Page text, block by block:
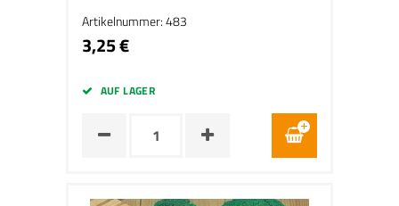
Artikelnummer: 483
3,25 €
AUF LAGER